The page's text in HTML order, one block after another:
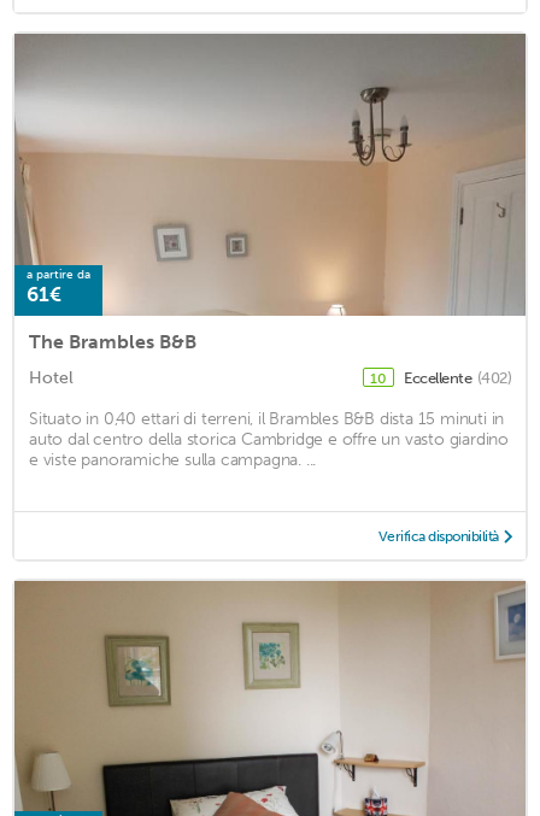
a partire da
61€
The Brambles B&B
Hotel 10 Eccellente (402)
Situato in 0,40 ettari di terreni, il Brambles B&B dista 15 minuti in
auto dal centro della storica Cambridge e offre un vasto giardino
e viste panoramiche sulla campagna. ...
Verifica disponibilità